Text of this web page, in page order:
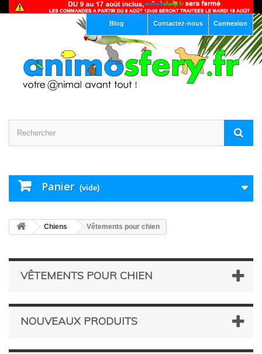
Connexion
Contactez-nous
Blog
Panier (vide)
Chiens Vêtements pour chien
VÊTEMENTS POUR CHIEN
NOUVEAUX PRODUITS